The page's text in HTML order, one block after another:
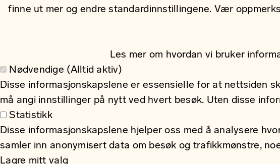
finne ut mer og endre standardinnstillingene. Vær
Les mer om hvordan vi bruker
Nødvendige (Alltid aktiv)
Disse informasjonskapslene er essensielle for at nettsiden
må angi innstillinger på nytt ved hvert besøk. Uten disse
Statistikk
Disse informasjonskapslene hjelper oss med å analysere
samler inn anonymisert data om besøk og trafikkmønstre,
Lagre mitt valg